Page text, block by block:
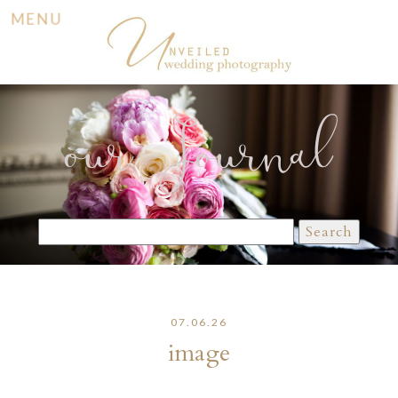
MENU
our Journal
for:
07.06.26
image